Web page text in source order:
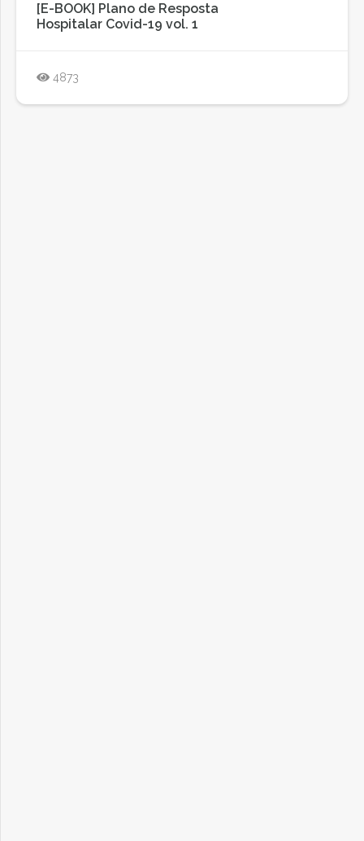
[E-BOOK] Plano de Resposta
Hospitalar Covid-19 vol. 1
4873